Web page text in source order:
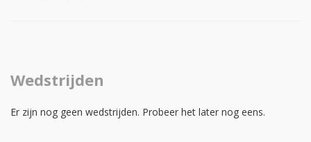
Wedstrijden
Er zijn nog geen wedstrijden. Probeer het later nog eens.